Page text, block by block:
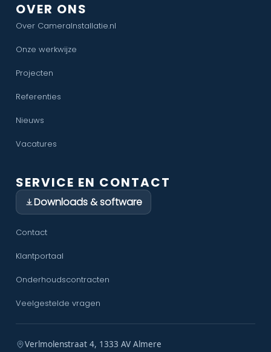
OVER ONS
Over CameraInstallatie.nl
Onze werkwijze
Projecten
Referenties
Nieuws
Vacatures
SERVICE EN CONTACT
Downloads & software
Contact
Klantportaal
Onderhoudscontracten
Veelgestelde vragen
Verlmolenstraat 4, 1333 AV Almere